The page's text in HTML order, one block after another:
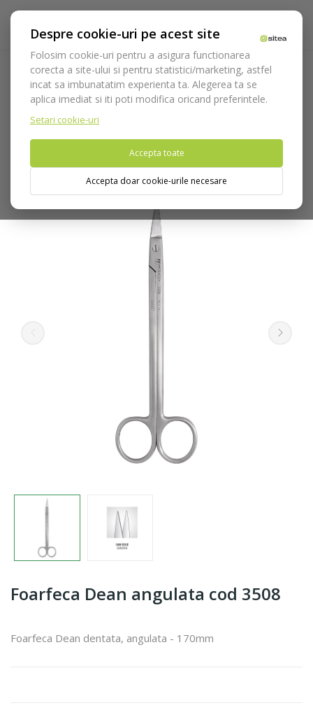
Despre cookie-uri pe acest site
Folosim cookie-uri pentru a asigura functionarea
corecta a site-ului si pentru statistici/marketing, astfel
incat sa imbunatatim experienta ta. Alegerea ta se
aplica imediat si iti poti modifica oricand preferintele.
Setari cookie-uri
Accepta toate
Accepta doar cookie-urile necesare
Acasa Instrumentar Chirurgie si implantologie
Foarfeca Dean angulata cod 3508
Nu puteti plasa comenzi din tara din care accesati website-ul
Foarfeca Dean angulata cod 3508
Foarfeca Dean dentata, angulata - 170mm